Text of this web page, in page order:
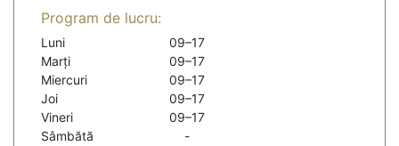
Program de lucru:
Luni
09–17
Marți
09–17
Miercuri
09–17
Joi
09–17
Vineri
09–17
Sâmbătă
-